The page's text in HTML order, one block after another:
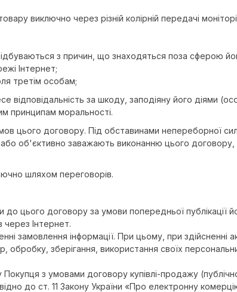
виключно через різній колірній передачі
з причин, що знаходяться поза сферою
Інтернет;
третім особам;
за шкоду, заподіяну його діями
принципам моральності.
цього договору. Під обставинами непереборної
об'єктивно заважають виконанню цього
шляхом переговорів.
цього договору за умови попередньої публікації
через Інтернет.
замовлення інформації. При цьому, при здійсненні
зберігання, використання своїх
з умовами договору купівлі-продажу
до ст. 11 Закону України «Про електронну